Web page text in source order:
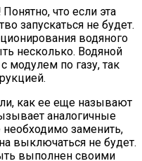
Понятно, что если эта
запускаться не будет.
водяного
несколько. Водяной
модулем по газу, так
как ее еще называют
аналогичные
необходимо заменить,
выключаться не будет.
выполнен своими